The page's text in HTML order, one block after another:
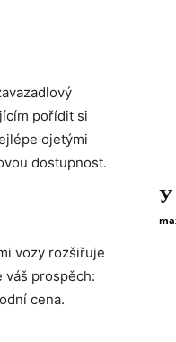
pořídit si
ojetými
dostupnost.
vozy rozšiřuje
váš prospěch:
cena.
У